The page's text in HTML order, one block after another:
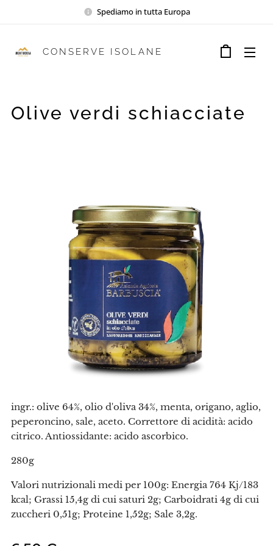
Spediamo in tutta Europa
CONSERVE ISOLANE
Olive verdi schiacciate
ingr.: olive 64%, olio d'oliva 34%, menta, origano, aglio,
peperoncino, sale, aceto. Correttore di acidità: acido
citrico. Antiossidante: acido ascorbico.
280g
Valori nutrizionali medi per 100g: Energia 764 Kj/183
kcal; Grassi 15,4g di cui saturi 2g; Carboidrati 4g di cui
zuccheri 0,51g; Proteine 1,52g; Sale 3,2g.